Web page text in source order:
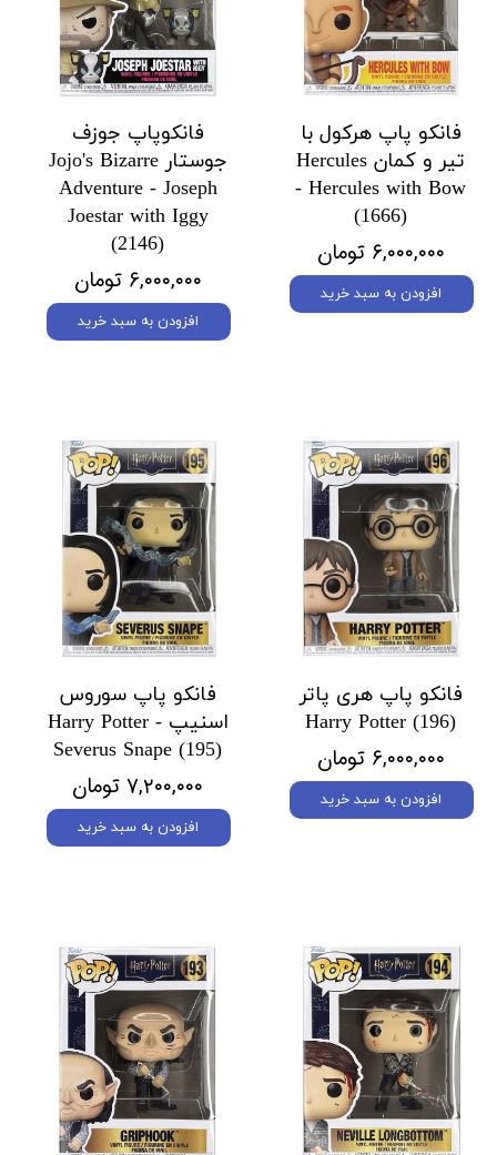
فانکو پاپ هرکول با
تیر و کمان Hercules
- Hercules with Bow
(1666)
۶,۰۰۰,۰۰۰ تومان
افزودن به سبد خرید
فانکوپاپ جوزف
جوستار Jojo's Bizarre
Adventure - Joseph
Joestar with Iggy
(2146)
۶,۰۰۰,۰۰۰ تومان
افزودن به سبد خرید
فانکو پاپ هری پاتر
Harry Potter (196)
۶,۰۰۰,۰۰۰ تومان
افزودن به سبد خرید
فانکو پاپ سوروس
اسنیپ Harry Potter -
Severus Snape (195)
۷,۲۰۰,۰۰۰ تومان
افزودن به سبد خرید